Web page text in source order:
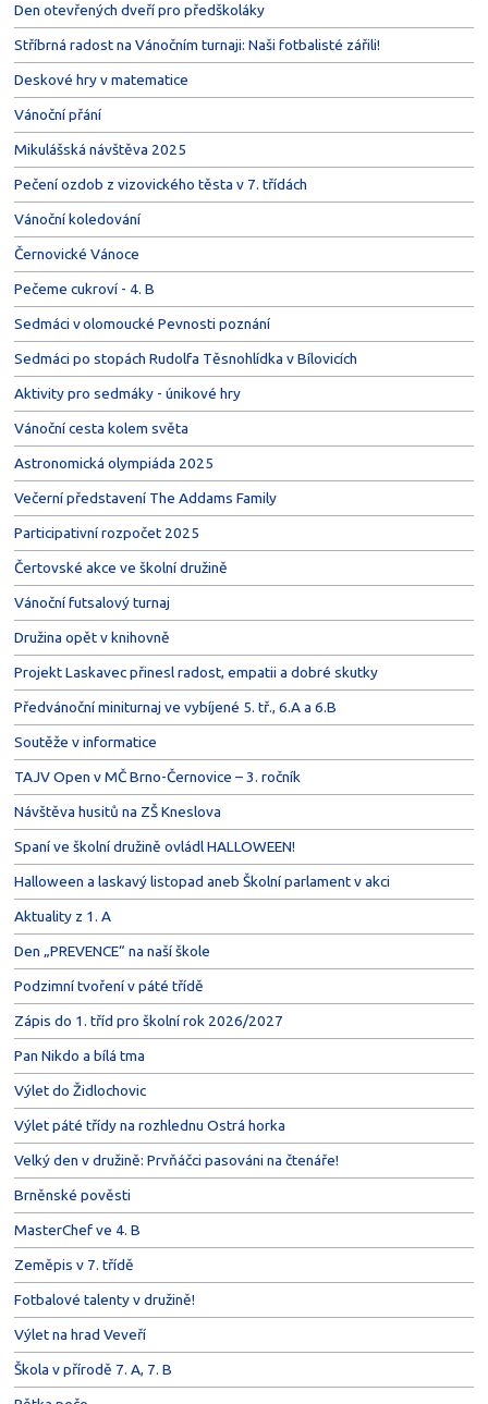
Den otevřených dveří pro předškoláky
Stříbrná radost na Vánočním turnaji: Naši fotbalisté zářili!
Deskové hry v matematice
Vánoční přání
Mikulášská návštěva 2025
Pečení ozdob z vizovického těsta v 7. třídách
Vánoční koledování
Černovické Vánoce
Pečeme cukroví - 4. B
Sedmáci v olomoucké Pevnosti poznání
Sedmáci po stopách Rudolfa Těsnohlídka v Bílovicích
Aktivity pro sedmáky - únikové hry
Vánoční cesta kolem světa
Astronomická olympiáda 2025
Večerní představení The Addams Family
Participativní rozpočet 2025
Čertovské akce ve školní družině
Vánoční futsalový turnaj
Družina opět v knihovně
Projekt Laskavec přinesl radost, empatii a dobré skutky
Předvánoční miniturnaj ve vybíjené 5. tř., 6.A a 6.B
Soutěže v informatice
TAJV Open v MČ Brno-Černovice – 3. ročník
Návštěva husitů na ZŠ Kneslova
Spaní ve školní družině ovládl HALLOWEEN!
Halloween a laskavý listopad aneb Školní parlament v akci
Aktuality z 1. A
Den „PREVENCE“ na naší škole
Podzimní tvoření v páté třídě
Zápis do 1. tříd pro školní rok 2026/2027
Pan Nikdo a bílá tma
Výlet do Židlochovic
Výlet páté třídy na rozhlednu Ostrá horka
Velký den v družině: Prvňáčci pasováni na čtenáře!
Brněnské pověsti
MasterChef ve 4. B
Zeměpis v 7. třídě
Fotbalové talenty v družině!
Výlet na hrad Veveří
Škola v přírodě 7. A, 7. B